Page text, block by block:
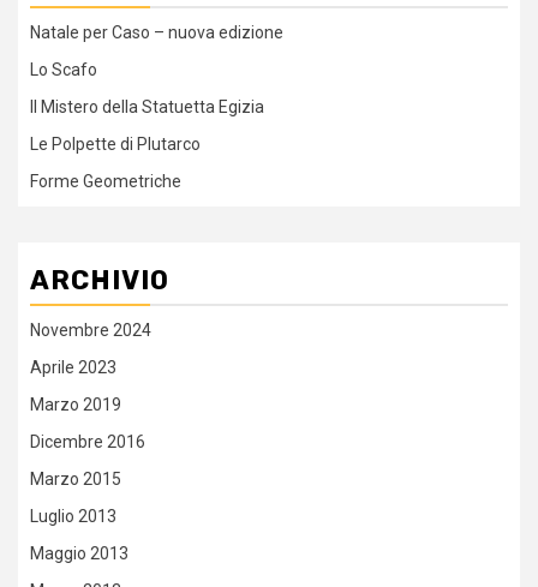
Natale per Caso – nuova edizione
Lo Scafo
Il Mistero della Statuetta Egizia
Le Polpette di Plutarco
Forme Geometriche
ARCHIVIO
Novembre 2024
Aprile 2023
Marzo 2019
Dicembre 2016
Marzo 2015
Luglio 2013
Maggio 2013